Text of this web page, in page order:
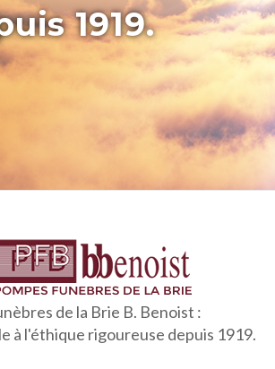
1919.
de la Brie B. Benoist :
à l'éthique rigoureuse depuis 1919.